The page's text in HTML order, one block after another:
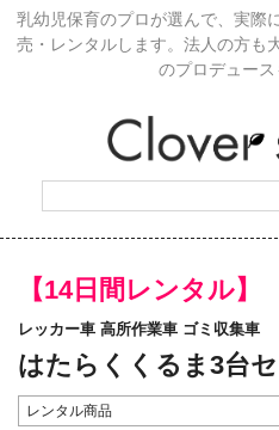
乳幼児保育のプロが選んで、実際
売・レンタルします。法人の方も
のプロデュース
【14日間レンタル】
レッカー車 高所作業車 ゴミ収集車
はたらくくるま3台
レンタル商品